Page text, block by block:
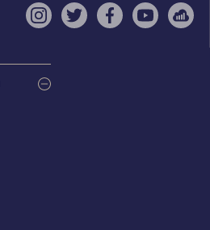
Instagram
TwitterFacebook
YouTube